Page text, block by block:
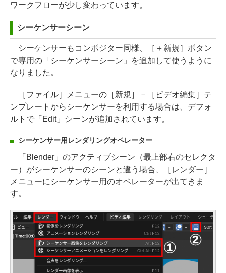
ワークフローが少し変わっています。
シーケンサーシーン
シーケンサーもコンポジター同様、［＋新規］ボタン
で専用の「シーケンサーシーン」を追加して使うように
なりました。
［ファイル］メニューの［新規］－［ビデオ編集］テ
ンプレートからシーケンサーを利用する場合は、デフォ
ルトで「Edit」シーンが追加されています。
シーケンサー用レンダリングオペレーター
「Blender」のアクティブシーン（最上部右のセレクタ
ー）がシーケンサーのシーンと違う場合、［レンダー］
メニューにシーケンサー用のオペレーターが出てきま
す。